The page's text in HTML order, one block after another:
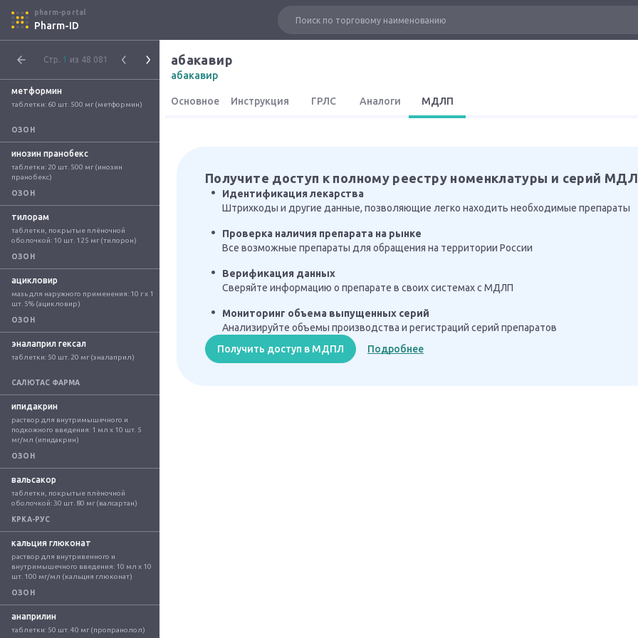
pharm-portal
Pharm-ID
Стр. 1 из 48 081
метформин
таблетки: 60 шт. 500 мг (метформин)
ОЗОН
инозин пранобекс
таблетки: 20 шт. 500 мг (инозин
пранобекс)
ОЗОН
тилорам
таблетки, покрытые плёночной
оболочкой: 10 шт. 125 мг (тилорон)
ОЗОН
ацикловир
мазь для наружного применения: 10 г x 1
шт. 5% (ацикловир)
ОЗОН
эналаприл гексал
таблетки: 50 шт. 20 мг (эналаприл)
САЛЮТАС ФАРМА
ипидакрин
раствор для внутримышечного и
подкожного введения: 1 мл x 10 шт. 5
мг/мл (ипидакрин)
ОЗОН
вальсакор
таблетки, покрытые плёночной
оболочкой: 30 шт. 80 мг (валсартан)
КРКА-РУС
кальция глюконат
раствор для внутривенного и
внутримышечного введения: 10 мл x 10
шт. 100 мг/мл (кальция глюконат)
ОЗОН
анаприлин
таблетки: 50 шт. 40 мг (пропранолол)
абакавир
абакавир
Основное Инструкция ГРЛС Аналоги МДЛП
Получите доступ к полному реестру номенклатуры и серий
Идентификация лекарства
Штрихкоды и другие данные, позволяющие легко находить необходимые препараты
Проверка наличия препарата на рынке
Все возможные препараты для обращения на территории России
Верификация данных
Сверяйте информацию о препарате в своих системах с МДЛП
Мониторинг объема выпущенных серий
Анализируйте объемы производства и регистраций серий препаратов
Получить доступ в МДПЛ
Подробнее